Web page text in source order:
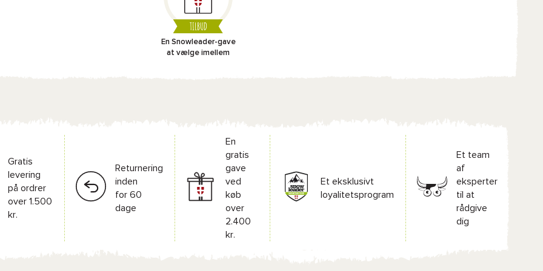
TILBUD
En Snowleader-gave
at vælge imellem
Gratis
levering
på ordrer
over 1.500
kr.
Returnering
inden
for 60
dage
En
gratis
gave
ved
køb
over
2.400
kr.
Et eksklusivt
loyalitetsprogram
Et team
af
eksperter
til at
rådgive
dig